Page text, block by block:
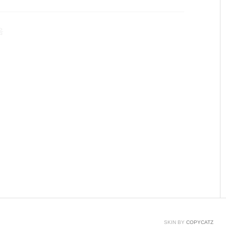
에 있는 나사도 잘 보관해줍니다. 안쪽 나사까지 푼 모
표가 왼쪽 버튼파란 화살표가 오른쪽 버튼입니다. 이
SKIN BY COPYCATZ